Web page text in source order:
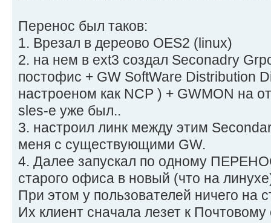
Перенос был таков:
1. Врезал в дереово OES2 (linux)
2. на нем в ext3 создал Seconadry
постофис + GW SoftWare Distribution
настроеном как NCP ) + GWMON на
sles-е уже был..
3. настроил линк между этим
меня с существующими GW.
4. Далее запускал по одному
старого офиса в новый (что на
При этом у пользователей ничего на
Их клиент сначала лезет к